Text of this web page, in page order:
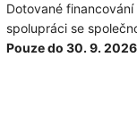
Dotované
spolupráci se
Pouze do 30. 9. 2026